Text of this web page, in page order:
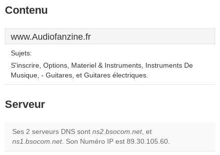
Contenu
www.Audiofanzine.fr
Sujets:
S'inscrire, Options, Materiel & Instruments, Instruments De
Musique, - Guitares, et Guitares électriques.
Serveur
Ses 2 serveurs DNS sont ns2.bsocom.net, et
ns1.bsocom.net. Son Numéro IP est 89.30.105.60.